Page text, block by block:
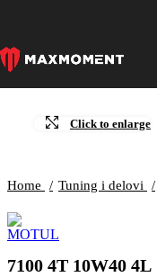
Click to enlarge
Home Tuning i delovi
7100 4T 10W40 4L